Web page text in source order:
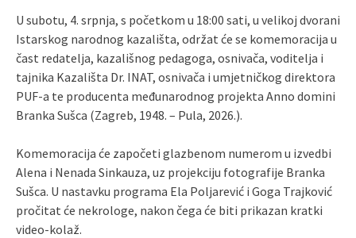
U subotu, 4. srpnja, s početkom u 18:00 sati, u velikoj dvorani
Istarskog narodnog kazališta, održat će se komemoracija u
čast redatelja, kazališnog pedagoga, osnivača, voditelja i
tajnika Kazališta Dr. INAT, osnivača i umjetničkog direktora
PUF-a te producenta međunarodnog projekta Anno domini
Branka Sušca (Zagreb, 1948. – Pula, 2026.).
Komemoracija će započeti glazbenom numerom u izvedbi
Alena i Nenada Sinkauza, uz projekciju fotografije Branka
Sušca. U nastavku programa Ela Poljarević i Goga Trajković
pročitat će nekrologe, nakon čega će biti prikazan kratki
video-kolaž.